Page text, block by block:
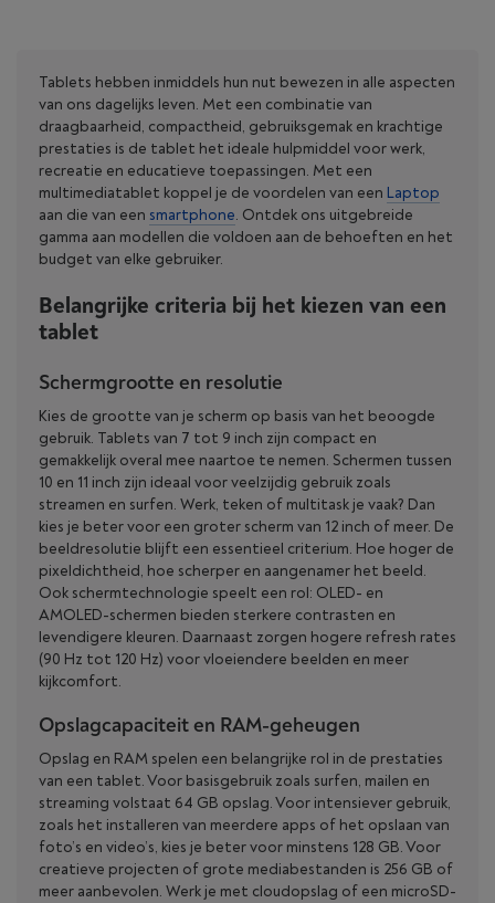
Tablets hebben inmiddels hun nut bewezen in alle aspecten
van ons dagelijks leven. Met een combinatie van
draagbaarheid, compactheid, gebruiksgemak en krachtige
prestaties is de tablet het ideale hulpmiddel voor werk,
recreatie en educatieve toepassingen. Met een
multimediatablet koppel je de voordelen van een Laptop
aan die van een smartphone. Ontdek ons uitgebreide
gamma aan modellen die voldoen aan de behoeften en het
budget van elke gebruiker.
Belangrijke criteria bij het kiezen van een
tablet
Schermgrootte en resolutie
Kies de grootte van je scherm op basis van het beoogde
gebruik. Tablets van 7 tot 9 inch zijn compact en
gemakkelijk overal mee naartoe te nemen. Schermen tussen
10 en 11 inch zijn ideaal voor veelzijdig gebruik zoals
streamen en surfen. Werk, teken of multitask je vaak? Dan
kies je beter voor een groter scherm van 12 inch of meer. De
beeldresolutie blijft een essentieel criterium. Hoe hoger de
pixeldichtheid, hoe scherper en aangenamer het beeld.
Ook schermtechnologie speelt een rol: OLED- en
AMOLED-schermen bieden sterkere contrasten en
levendigere kleuren. Daarnaast zorgen hogere refresh rates
(90 Hz tot 120 Hz) voor vloeiendere beelden en meer
kijkcomfort.
Opslagcapaciteit en RAM-geheugen
Opslag en RAM spelen een belangrijke rol in de prestaties
van een tablet. Voor basisgebruik zoals surfen, mailen en
streaming volstaat 64 GB opslag. Voor intensiever gebruik,
zoals het installeren van meerdere apps of het opslaan van
foto’s en video’s, kies je beter voor minstens 128 GB. Voor
creatieve projecten of grote mediabestanden is 256 GB of
meer aanbevolen. Werk je met cloudopslag of een microSD-